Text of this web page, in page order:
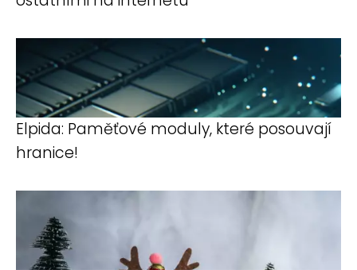
Elpida: Paměťové moduly, které posouvají
hranice!